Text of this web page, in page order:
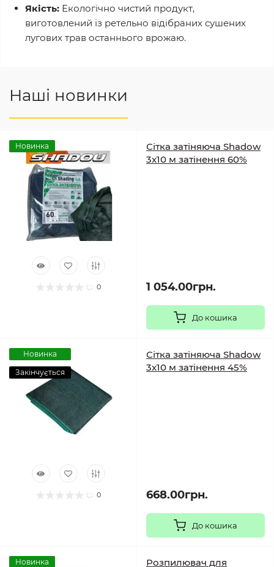
Якість: Екологічно чистий продукт,
виготовлений із ретельно відібраних сушених
лугових трав останнього врожаю.
Наші новинки
Новинка
0
Сітка затіняюча Shadow
3х10 м затінення 60%
1 054.00грн.
До кошика
Новинка
Закінчується
0
Сітка затіняюча Shadow
3х10 м затінення 45%
668.00грн.
До кошика
Новинка Розпилювач для